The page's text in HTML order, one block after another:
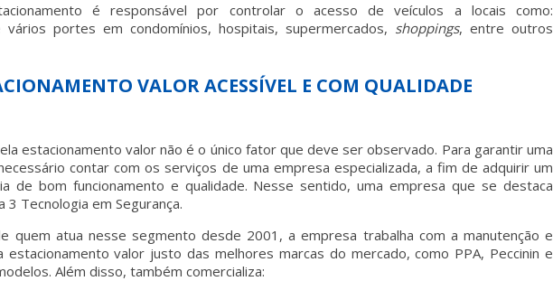
é responsável por controlar o acesso de veículos a locais como:
vários portes em condomínios, hospitais, supermercados, shoppings, entre outros
VALOR ACESSÍVEL E COM QUALIDADE
estacionamento valornão é o único fator que deve ser observado. Para garantir uma
contar com os serviços de uma empresa especializada, a fim de adquirir um
de bom funcionamento e qualidade. Nesse sentido, uma empresa que se destaca
3 Tecnologia em Segurança.
quem atua nesse segmento desde 2001, a empresa trabalha com a manutenção e
estacionamento valor justo das melhores marcas do mercado, como PPA, Peccinin e
Além disso, também comercializa: